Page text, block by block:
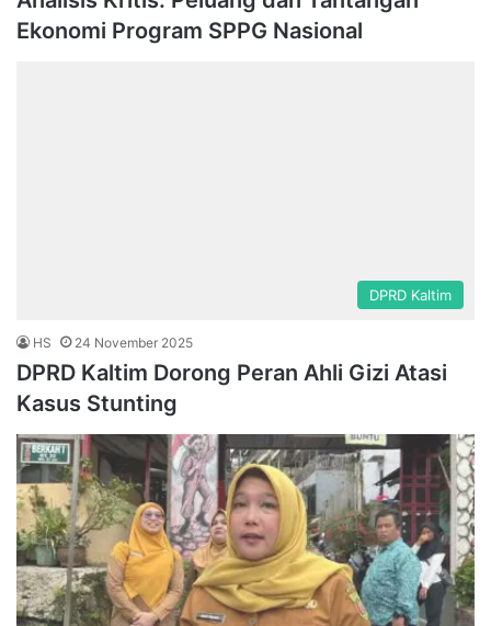
Ekonomi Program SPPG Nasional
DPRD Kaltim
HS 24 November 2025
DPRD Kaltim Dorong Peran Ahli Gizi Atasi
Kasus Stunting